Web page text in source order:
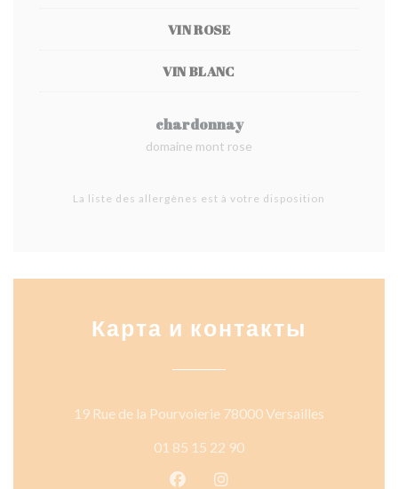
VIN ROSE
VIN BLANC
chardonnay
domaine mont rose
La liste des allergènes est à votre disposition
Карта и контакты
19 Rue de la Pourvoierie 78000 Versailles
01 85 15 22 90